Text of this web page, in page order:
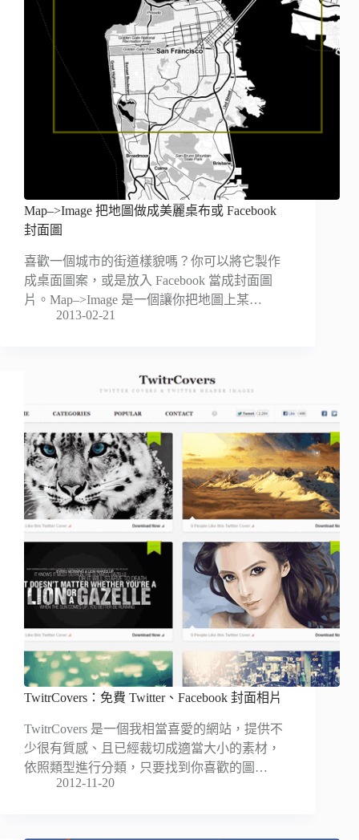
Map–>Image 把地圖做成美麗桌布或 Facebook
封面圖
喜歡一個城市的街道樣貌嗎？你可以將它製作
成桌面圖案，或是放入 Facebook 當成封面圖
片。Map–>Image 是一個讓你把地圖上某…
2013-02-21
TwitrCovers：免費 Twitter、Facebook 封面相片
TwitrCovers 是一個我相當喜愛的網站，提供不
少很有質感、且已經裁切成適當大小的素材，
依照類型進行分類，只要找到你喜歡的圖…
2012-11-20